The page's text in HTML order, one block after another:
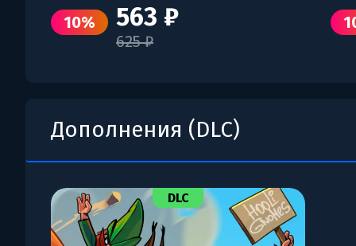
10% 563 ₽
625 ₽
Дополнения (DLC)
DLC